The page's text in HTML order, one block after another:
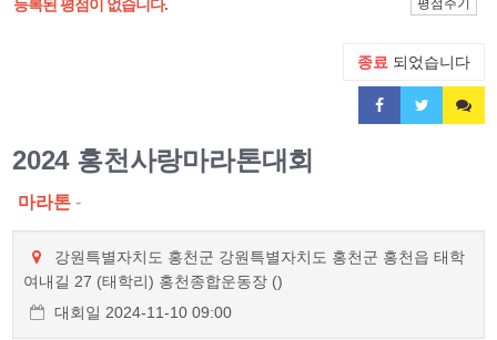
등록된 평점이 없습니다. 평점주기
종료 되었습니다
2024 홍천사랑마라톤대회
마라톤 -
강원특별자치도 홍천군 강원특별자치도 홍천군 홍천읍 태학
여내길 27 (태학리) 홍천종합운동장 ()
대회일 2024-11-10 09:00